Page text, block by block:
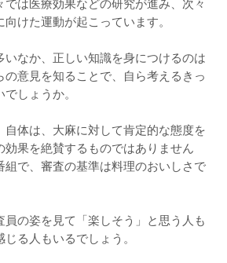
けた運動が起こっています。
いなか、正しい知識を身につけるのは
意見を知ることで、自ら考えるきっ
しょうか。
自体は、大麻に対して肯定的な態度を
効果を絶賛するものではありません
組で、審査の基準は料理のおいしさで
の姿を見て「楽しそう」と思う人も
る人もいるでしょう。